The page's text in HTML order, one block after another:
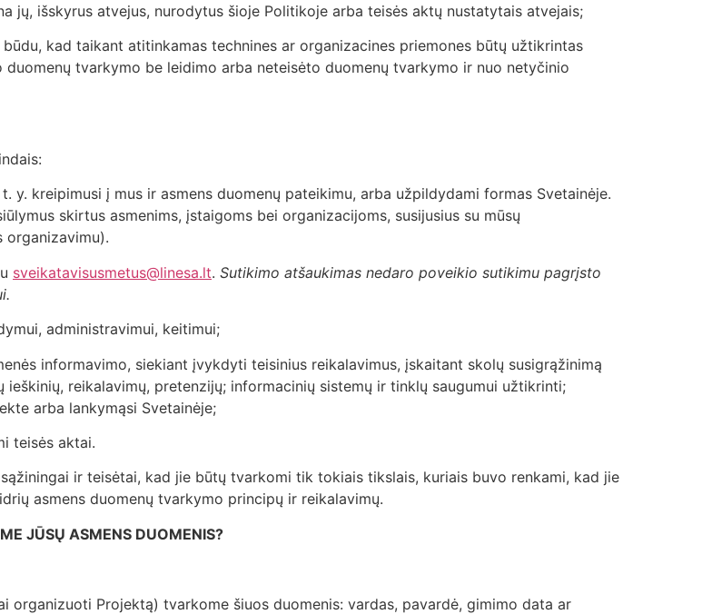
jų, išskyrus atvejus, nurodytus šioje Politikoje arba teisės aktų nustatytais atvejais;
kad taikant atitinkamas technines ar organizacines priemones būtų užtikrintas
duomenų tvarkymo be leidimo arba neteisėto duomenų tvarkymo ir nuo netyčinio
y. kreipimusi į mus ir asmens duomenų pateikimu, arba užpildydami formas Svetainėje.
skirtus asmenims, įstaigoms bei organizacijoms, susijusius su mūsų
organizavimu).
sveikatavisusmetus@linesa.lt. Sutikimo atšaukimas nedaro poveikio sutikimu pagrįsto
administravimui, keitimui;
informavimo, siekiant įvykdyti teisinius reikalavimus, įskaitant skolų susigrąžinimą
reikalavimų, pretenzijų; informacinių sistemų ir tinklų saugumui užtikrinti;
arba lankymąsi Svetainėje;
teisės aktai.
ir teisėtai, kad jie būtų tvarkomi tik tokiais tikslais, kuriais buvo renkami, kad jie
asmens duomenų tvarkymo principų ir reikalavimų.
JŪSŲ ASMENS DUOMENIS?
organizuoti Projektą) tvarkome šiuos duomenis: vardas, pavardė, gimimo data ar